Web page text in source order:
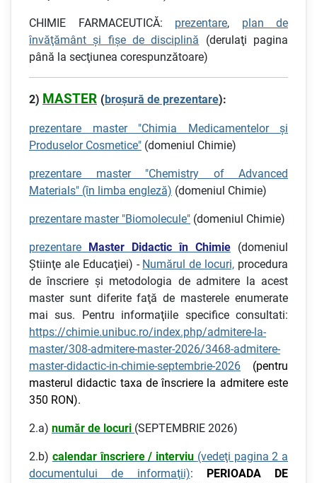
CHIMIE FARMACEUTICĂ: prezentare, plan de
învăţământ şi fişe de disciplină (derulaţi pagina
până la secţiunea corespunzătoare)
2) MASTER (broşură de prezentare):
prezentare master "Chimia Medicamentelor şi
Produselor Cosmetice" (domeniul Chimie)
prezentare master "Chemistry of Advanced
Materials" (în limba engleză) (domeniul Chimie)
prezentare master "Biomolecule" (domeniul Chimie)
prezentare Master Didactic în Chimie (domeniul
Ştiinţe ale Educaţiei) - Numărul de locuri, procedura
de înscriere şi metodologia de admitere la acest
master sunt diferite faţă de masterele enumerate
mai sus. Pentru informaţiile specifice consultati:
https://chimie.unibuc.ro/index.php/admitere-la-
master/308-admitere-master-2026/3468-admitere-
master-didactic-in-chimie-septembrie-2026
(pentru
masterul didactic taxa de înscriere la admitere este
350 RON).
2.a) număr de locuri (SEPTEMBRIE 2026)
2.b) calendar înscriere / interviu (vedeţi pagina 2 a
documentului de informaţii):
PERIOADA DE